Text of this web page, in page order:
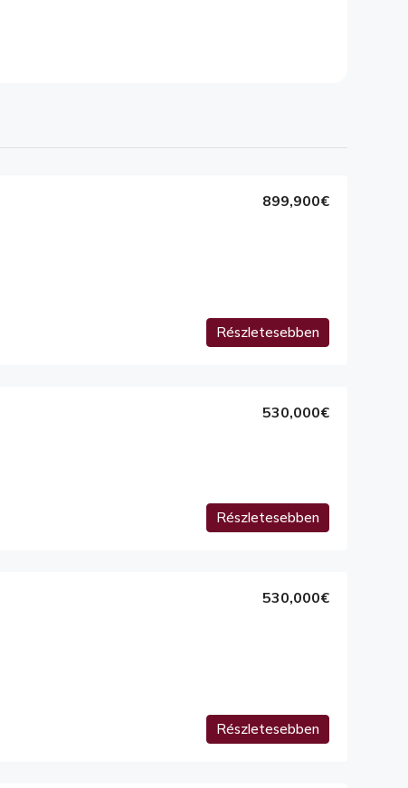
899,900€
Részletesebben
530,000€
Részletesebben
530,000€
Részletesebben